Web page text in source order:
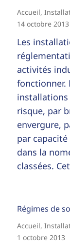
Accueil,
14 octobre 2013
Les
activités
fonctionner.
installations
risque, par
envergure,
par
dans la
classées.
Régimes de
Accueil,
1 octobre 2013